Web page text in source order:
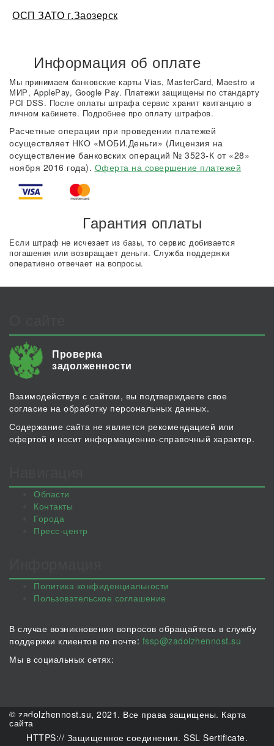
ОСП ЗАТО г.Заозерск
Информация об оплате
Мы принимаем банковские карты Vias, MasterCard, Maestro и
МИР, ApplePay, Google Pay. Платежи защищены по стандарту
PCI DSS. После оплаты штрафа сервис хранит квитанцию в
личном кабинете. Подробнее про оплату штрафов.
Расчетные операции при проведении платежей
осуществляет НКО «МОБИ.Деньги» (Лицензия на
осуществление банковских операций № 3523-К от «28»
ноября 2016 года). Оферта на совершение платежей
Гарантия оплаты
Если штраф не исчезает из базы, то сервис добивается
погашения или возвращает деньги. Служба поддержки
оперативно отвечает на вопросы.
Проверка
задолженности
Взаимодействуя с сайтом, вы подтверждаете свое
согласие на обработку персональных данных.
Содержание сайта не является рекомендацией или
офертой и носит информационно-справочный характер.
Области
Контакты
Города
Пресс-центр
Политика конфиденциальности
Пользовательское соглашение
В случае возникновения вопросов обращайтесь в службу
поддержки клиентов по почте: fssp@zadolzhennost.su
Мы в социальных сетях:
© zadolzhennost.su, 2021. Все права защищены. Карта
сайта
HTTPS:// Защищенное соединения. SSL Sertificate.